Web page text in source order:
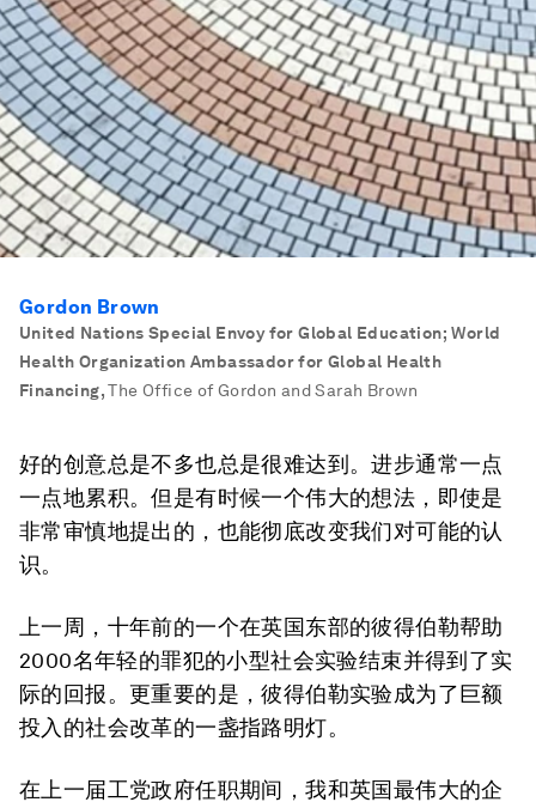
Gordon Brown
United Nations Special Envoy for Global Education; World
Health Organization Ambassador for Global Health
Financing, The Office of Gordon and Sarah Brown
好的创意总是不多也总是很难达到。进步通常一点
一点地累积。但是有时候一个伟大的想法，即使是
非常审慎地提出的，也能彻底改变我们对可能的认
识。
上一周，十年前的一个在英国东部的彼得伯勒帮助
2000名年轻的罪犯的小型社会实验结束并得到了实
际的回报。更重要的是，彼得伯勒实验成为了巨额
投入的社会改革的一盏指路明灯。
在上一届工党政府任职期间，我和英国最伟大的企